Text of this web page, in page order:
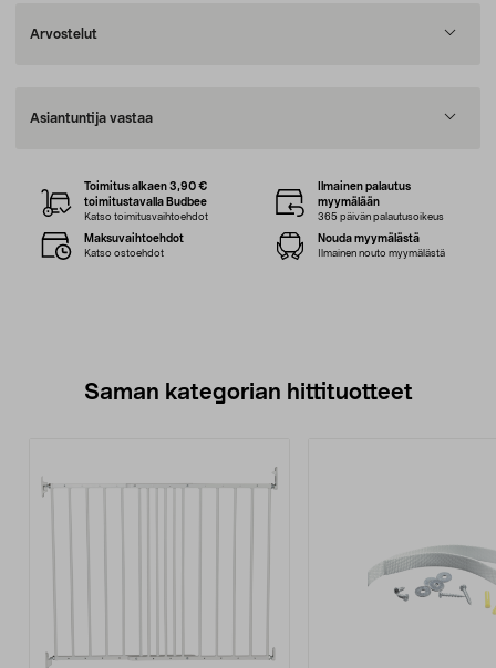
Arvostelut
Asiantuntija vastaa
Toimitus alkaen 3,90 €
toimitustavalla Budbee
Katso toimitusvaihtoehdot
Ilmainen palautus
myymälään
365 päivän palautusoikeus
Maksuvaihtoehdot
Katso ostoehdot
Nouda myymälästä
Ilmainen nouto myymälästä
Saman kategorian hittituotteet